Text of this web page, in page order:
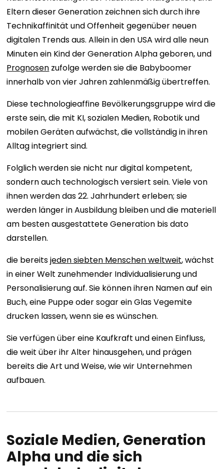
Eltern dieser Generation zeichnen sich durch ihre
Technikaffinität und Offenheit gegenüber neuen
digitalen Trends aus. Allein in den USA wird alle neun
Minuten ein Kind der Generation Alpha geboren, und
Prognosen zufolge werden sie die Babyboomer
innerhalb von vier Jahren zahlenmäßig übertreffen.
Diese technologieaffine Bevölkerungsgruppe wird die
erste sein, die mit KI, sozialen Medien, Robotik und
mobilen Geräten aufwächst, die vollständig in ihren
Alltag integriert sind.
Folglich werden sie nicht nur digital kompetent,
sondern auch technologisch versiert sein. Viele von
ihnen werden das 22. Jahrhundert erleben; sie
werden länger in Ausbildung bleiben und die materiell
am besten ausgestattete Generation bis dato
darstellen.
die bereitsjeden siebten Menschen weltweit, wächst
in einer Welt zunehmender Individualisierung und
Personalisierung auf. Sie können ihren Namen auf ein
Buch, eine Puppe oder sogar ein Glas Vegemite
drucken lassen, wenn sie es wünschen.
Sie verfügen über eine Kaufkraft und einen Einfluss,
die weit über ihr Alter hinausgehen, und prägen
bereits die Art und Weise, wie wir Unternehmen
aufbauen.
Soziale Medien, Generation
Alpha und die sich